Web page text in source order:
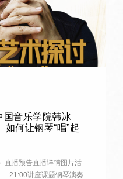
国音乐学院韩冰
何让钢琴“唱”起
直播预告直播详情图片活
讲座课题钢琴演奏